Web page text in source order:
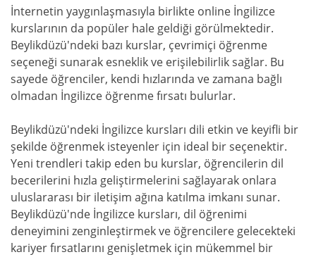
İnternetin yaygınlaşmasıyla birlikte online İngilizce
kurslarının da popüler hale geldiği görülmektedir.
Beylikdüzü'ndeki bazı kurslar, çevrimiçi öğrenme
seçeneği sunarak esneklik ve erişilebilirlik sağlar. Bu
sayede öğrenciler, kendi hızlarında ve zamana bağlı
olmadan İngilizce öğrenme fırsatı bulurlar.
Beylikdüzü'ndeki İngilizce kursları dili etkin ve keyifli bir
şekilde öğrenmek isteyenler için ideal bir seçenektir.
Yeni trendleri takip eden bu kurslar, öğrencilerin dil
becerilerini hızla geliştirmelerini sağlayarak onlara
uluslararası bir iletişim ağına katılma imkanı sunar.
Beylikdüzü'nde İngilizce kursları, dil öğrenimi
deneyimini zenginleştirmek ve öğrencilere gelecekteki
kariyer fırsatlarını genişletmek için mükemmel bir